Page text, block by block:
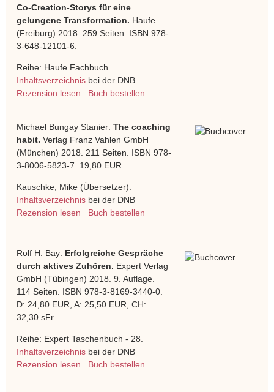
Co-Creation-Storys für eine
gelungene Transformation. Haufe
(Freiburg) 2018. 259 Seiten. ISBN 978-
3-648-12101-6.
Reihe: Haufe Fachbuch.
Inhaltsverzeichnis bei der DNB
Rezension lesen
Buch bestellen
Michael Bungay Stanier: The coaching
habit. Verlag Franz Vahlen GmbH
(München) 2018. 211 Seiten. ISBN 978-
3-8006-5823-7. 19,80 EUR.
Kauschke, Mike (Übersetzer).
Inhaltsverzeichnis bei der DNB
Rezension lesen
Buch bestellen
Rolf H. Bay: Erfolgreiche Gespräche
durch aktives Zuhören. Expert Verlag
GmbH (Tübingen) 2018. 9. Auflage.
114 Seiten. ISBN 978-3-8169-3440-0.
D: 24,80 EUR, A: 25,50 EUR, CH:
32,30 sFr.
Reihe: Expert Taschenbuch - 28.
Inhaltsverzeichnis bei der DNB
Rezension lesen
Buch bestellen